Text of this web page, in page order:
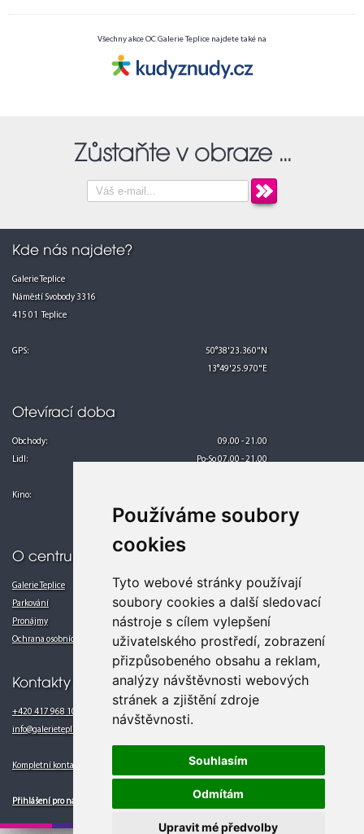
Používáme soubory
cookies
Tyto webové stránky používají
soubory cookies a další sledovací
nástroje s cílem vylepšení
uživatelského prostředí, zobrazení
přizpůsobeného obsahu a reklam,
analýzy návštěvnosti webových
stránek a zjištění zdroje
návštěvnosti.
Souhlasím
Odmítám
Upravit mé předvolby
Všechny akce OC Galerie Teplice najdete také na
Zůstaňte v obraze ...
Kde nás najdete?
Galerie Teplice
Náměstí Svobody 3316
415 01 Teplice
GPS:
50°38'23.360"N
13°49'25.970"E
Otevírací doba
Obchody:
09.00 - 21.00
Lidl:
Po-So 07.00 - 21.00
Kino:
So-Ne 10.00 - 24.00
O centru
Galerie Teplice
Parkování
Pronájmy
Ochrana osobních údajů
Kontakty
+420 417 968 102
info@galerieteplice.cz
Kompletní kontakty
Přihlášení pro nájemce